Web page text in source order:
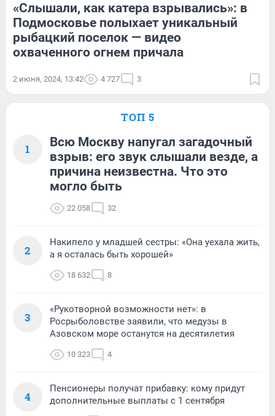
«Слышали, как катера взрывались»: в
Подмосковье полыхает уникальный
рыбацкий поселок — видео
охваченного огнем причала
2 июня, 2024, 13:42 4 727 3
ТОП 5
1
Всю Москву напугал загадочный
взрыв: его звук слышали везде, а
причина неизвестна. Что это
могло быть
22 058 32
2
Накипело у младшей сестры: «Она уехала жить,
а я осталась быть хорошей»
18 632 8
3
«Рукотворной возможности нет»: в
Росрыболовстве заявили, что медузы в
Азовском море останутся на десятилетия
10 323 4
4
Пенсионеры получат прибавку: кому придут
дополнительные выплаты с 1 сентября